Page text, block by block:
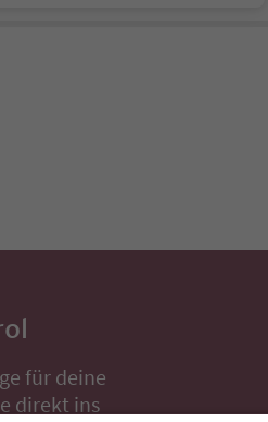
für deine
direkt ins